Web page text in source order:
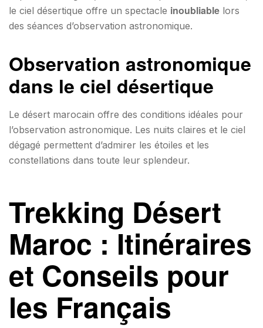
le ciel désertique offre un spectacle inoubliable lors
des séances d’observation astronomique.
Observation astronomique
dans le ciel désertique
Le désert marocain offre des conditions idéales pour
l’observation astronomique. Les nuits claires et le ciel
dégagé permettent d’admirer les étoiles et les
constellations dans toute leur splendeur.
Trekking Désert
Maroc : Itinéraires
et Conseils pour
les Français